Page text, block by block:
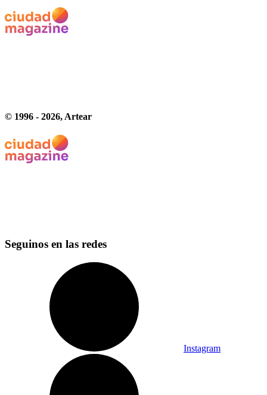
© 1996 - 2026, Artear
Seguinos en las redes
Instagram